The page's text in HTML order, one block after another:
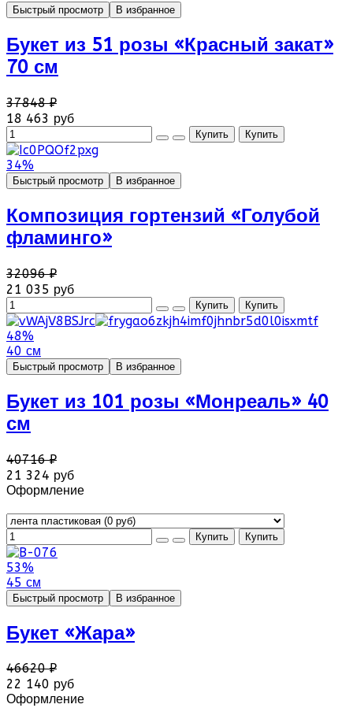
Быстрый просмотр В избранное
Букет из 51 розы «Красный закат»
70 см
37848 ₽
18 463 руб
34%
Быстрый просмотр В избранное
Композиция гортензий «Голубой
фламинго»
32096 ₽
21 035 руб
48%
40 см
Быстрый просмотр В избранное
Букет из 101 розы «Монреаль» 40
см
40716 ₽
21 324 руб
Оформление
53%
45 см
Быстрый просмотр В избранное
Букет «Жара»
46620 ₽
22 140 руб
Оформление